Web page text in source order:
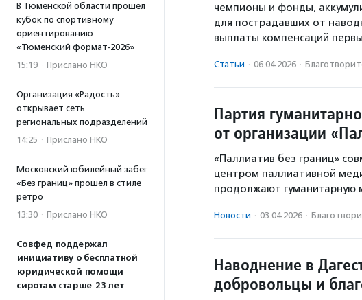
В Тюменской области прошел
кубок по спортивному
ориентированию
«Тюменский формат-2026»
15:19 · Прислано НКО
Организация «Радость»
открывает сеть
региональных подразделений
14:25 · Прислано НКО
Московский юбилейный забег
«Без границ» прошел в стиле
ретро
13:30 · Прислано НКО
Совфед поддержал
инициативу о бесплатной
юридической помощи
сиротам старше 23 лет
чемпионы и фонды,
для пострадавших от
выплаты компенсаций
Статьи · 06.04.2026 ·
Партия
от организации
«Паллиатив без границ»
центром паллиативной
продолжают гуманитарную
Новости · 03.04.2026 ·
Наводнение в
добровольцы и